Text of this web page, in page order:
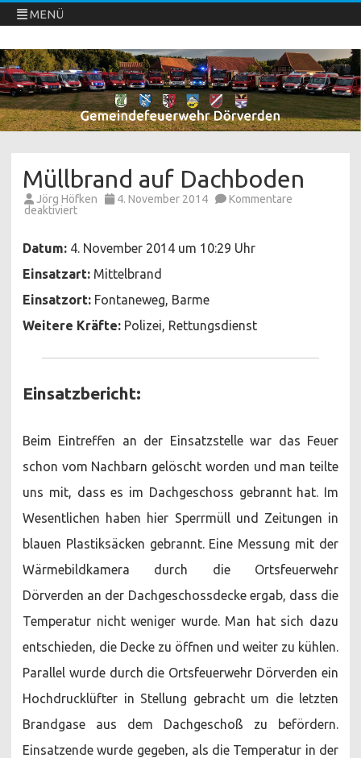
MENÜ
Freiwillige Feuerwehren Dörverden
Direkt
zum
Inhalt
springen
Müllbrand auf Dachboden
Jörg Höfken 4. November 2014
Kommentare
deaktiviertfür
Dachboden
Datum: 4. November 2014 um 10:29 Uhr
Einsatzart: Mittelbrand
Einsatzort: Fontaneweg, Barme
Weitere Kräfte: Polizei, Rettungsdienst
Einsatzbericht:
Beim Eintreffen an der Einsatzstelle war das Feuer
schon vom Nachbarn gelöscht worden und man teilte
uns mit, dass es im Dachgeschoss gebrannt hat. Im
Wesentlichen haben hier Sperrmüll und Zeitungen in
blauen Plastiksäcken gebrannt. Eine Messung mit der
Wärmebildkamera durch die Ortsfeuerwehr
Dörverden an der Dachgeschossdecke ergab, dass die
Temperatur nicht weniger wurde. Man hat sich dazu
entschieden, die Decke zu öffnen und weiter zu kühlen.
Parallel wurde durch die Ortsfeuerwehr Dörverden ein
Hochdrucklüfter in Stellung gebracht um die letzten
Brandgase aus dem Dachgeschoß zu befördern.
Einsatzende wurde gegeben, als die Temperatur in der